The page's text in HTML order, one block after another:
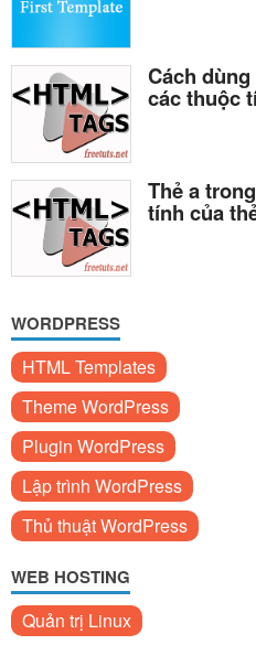
Cách
các thuộc
Thẻ a
tính của
WORDPRESS
HTML Templates
Theme WordPress
Plugin WordPress
Lập trình WordPress
Thủ thuật WordPress
WEB HOSTING
Quản trị Linux